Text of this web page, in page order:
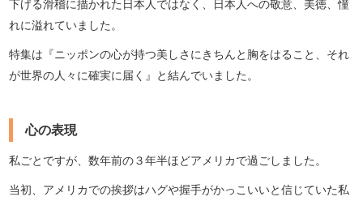
下げる滑稽に描かれた日本人ではなく、日本人への敬意、美徳、憧
れに溢れていました。
特集は『ニッポンの心が持つ美しさにきちんと胸をはること、それ
が世界の人々に確実に届く』と結んでいました。
心の表現
私ごとですが、数年前の３年半ほどアメリカで過ごしました。
当初、アメリカでの挨拶はハグや握手がかっこいいと信じていた私